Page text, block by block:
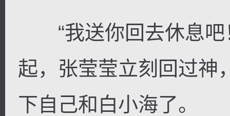
“我送你回去休息吧
起，张莹莹立刻回过神
下自己和白小海了。